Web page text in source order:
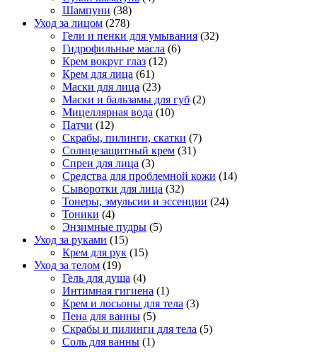
Шампуни (38)
Уход за лицом (278)
Гели и пенки для умывания (32)
Гидрофильные масла (6)
Крем вокруг глаз (12)
Крем для лица (61)
Маски для лица (23)
Маски и бальзамы для губ (2)
Мицеллярная вода (10)
Патчи (12)
Скрабы, пилинги, скатки (7)
Солнцезащитный крем (31)
Спреи для лица (3)
Средства для проблемной кожи (14)
Сыворотки для лица (32)
Тонеры, эмульсии и эссенции (24)
Тоники (4)
Энзимные пудры (5)
Уход за руками (15)
Крем для рук (15)
Уход за телом (19)
Гель для душа (4)
Интимная гигиена (1)
Крем и лосьоны для тела (3)
Пена для ванны (5)
Скрабы и пилинги для тела (5)
Соль для ванны (1)